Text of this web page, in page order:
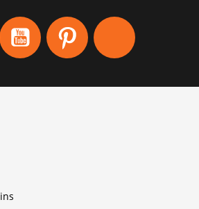
Facebook YouTube Pinterest